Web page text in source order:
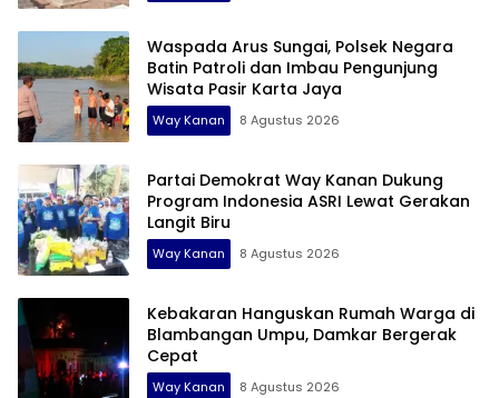
Waspada Arus Sungai, Polsek Negara
Batin Patroli dan Imbau Pengunjung
Wisata Pasir Karta Jaya
Way Kanan 8 Agustus 2026
Partai Demokrat Way Kanan Dukung
Program Indonesia ASRI Lewat Gerakan
Langit Biru
Way Kanan 8 Agustus 2026
Kebakaran Hanguskan Rumah Warga di
Blambangan Umpu, Damkar Bergerak
Cepat
Way Kanan 8 Agustus 2026